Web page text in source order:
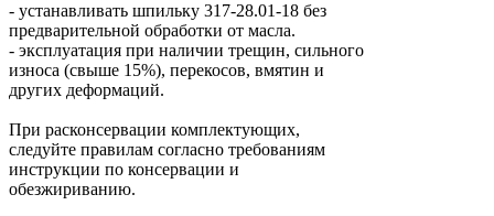
- устанавливать шпильку 317-28.01-18 без
предварительной обработки от масла.
- эксплуатация при наличии трещин, сильного
износа (свыше 15%), перекосов, вмятин и
других деформаций.
При расконсервации комплектующих,
следуйте правилам согласно требованиям
инструкции по консервации и
обезжириванию.